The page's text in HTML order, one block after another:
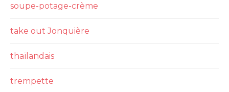
soupe-potage-crème
take out Jonquière
thaïlandais
trempette